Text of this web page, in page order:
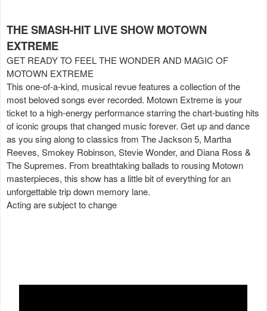
THE SMASH-HIT LIVE SHOW MOTOWN
EXTREME
GET READY TO FEEL THE WONDER AND MAGIC OF
MOTOWN EXTREME
This one-of-a-kind, musical revue features a collection of the
most beloved songs ever recorded. Motown Extreme is your
ticket to a high-energy performance starring the chart-busting hits
of iconic groups that changed music forever. Get up and dance
as you sing along to classics from The Jackson 5, Martha
Reeves, Smokey Robinson, Stevie Wonder, and Diana Ross &
The Supremes. From breathtaking ballads to rousing Motown
masterpieces, this show has a little bit of everything for an
unforgettable trip down memory lane.
Acting are subject to change